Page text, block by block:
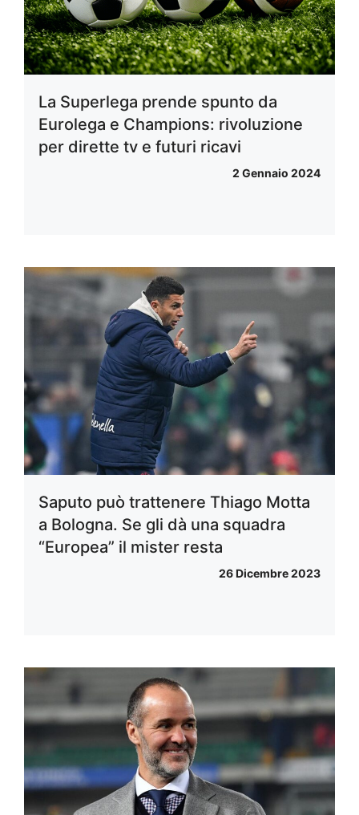
La Superlega prende spunto da
Eurolega e Champions: rivoluzione
per dirette tv e futuri ricavi
2 Gennaio 2024
Saputo può trattenere Thiago Motta
a Bologna. Se gli dà una squadra
“Europea” il mister resta
26 Dicembre 2023